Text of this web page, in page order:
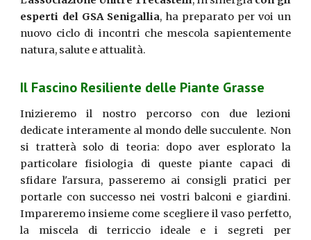
esperti del GSA Senigallia, ha preparato per voi un
nuovo ciclo di incontri che mescola sapientemente
natura, salute e attualità.
Il Fascino Resiliente delle Piante Grasse
Inizieremo il nostro percorso con due lezioni
dedicate interamente al mondo delle succulente. Non
si tratterà solo di teoria: dopo aver esplorato la
particolare fisiologia di queste piante capaci di
sfidare l'arsura, passeremo ai consigli pratici per
portarle con successo nei vostri balconi e giardini.
Impareremo insieme come scegliere il vaso perfetto,
la miscela di terriccio ideale e i segreti per